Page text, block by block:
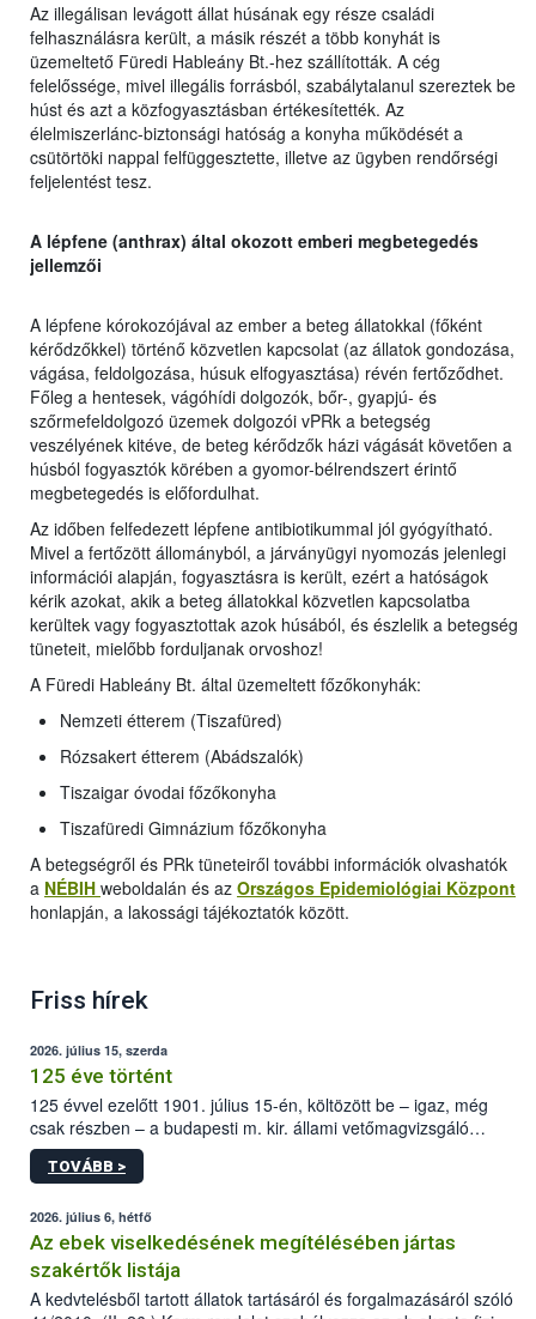
Az illegálisan levágott állat húsának egy része családi
felhasználásra került, a másik részét a több konyhát is
üzemeltető Füredi Hableány Bt.-hez szállították. A cég
felelőssége, mivel illegális forrásból, szabálytalanul szereztek be
húst és azt a közfogyasztásban értékesítették. Az
élelmiszerlánc-biztonsági hatóság a konyha működését a
csütörtöki nappal felfüggesztette, illetve az ügyben rendőrségi
feljelentést tesz.
A lépfene (anthrax) által okozott emberi megbetegedés
jellemzői
A lépfene kórokozójával az ember a beteg állatokkal (főként
kérődzőkkel) történő közvetlen kapcsolat (az állatok gondozása,
vágása, feldolgozása, húsuk elfogyasztása) révén fertőződhet.
Főleg a hentesek, vágóhídi dolgozók, bőr-, gyapjú- és
szőrmefeldolgozó üzemek dolgozói vPRk a betegség
veszélyének kitéve, de beteg kérődzők házi vágását követően a
húsból fogyasztók körében a gyomor-bélrendszert érintő
megbetegedés is előfordulhat.
Az időben felfedezett lépfene antibiotikummal jól gyógyítható.
Mivel a fertőzött állományból, a járványügyi nyomozás jelenlegi
információi alapján, fogyasztásra is került, ezért a hatóságok
kérik azokat, akik a beteg állatokkal közvetlen kapcsolatba
kerültek vagy fogyasztottak azok húsából, és észlelik a betegség
tüneteit, mielőbb forduljanak orvoshoz!
A Füredi Hableány Bt. által üzemeltett főzőkonyhák:
Nemzeti étterem (Tiszafüred)
Rózsakert étterem (Abádszalók)
Tiszaigar óvodai főzőkonyha
Tiszafüredi Gimnázium főzőkonyha
A betegségről és PRk tüneteiről további információk olvashatók
a NÉBIH weboldalán és az Országos Epidemiológiai Központ
honlapján, a lakossági tájékoztatók között.
Friss hírek
2026. július 15, szerda
125 éve történt
125 évvel ezelőtt 1901. július 15-én, költözött be – igaz, még
csak részben – a budapesti m. kir. állami vetőmagvizsgáló
állomás a Kis Rókus utca 15. szám alatti, Czigler Győző által
tervezett új épületébe.
TOVÁBB >
2026. július 6, hétfő
Az ebek viselkedésének megítélésében jártas
szakértők listája
A kedvtelésből tartott állatok tartásáról és forgalmazásáról szóló